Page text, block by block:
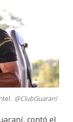
@ClubGuaraní
contó el